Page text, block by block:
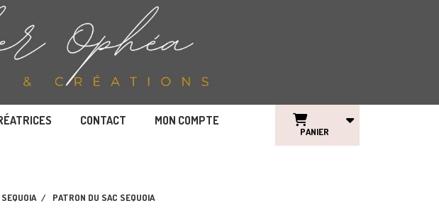
CONTACT MON COMPTE
PANIER
SEQUOIA PATRON DU SAC SEQUOIA